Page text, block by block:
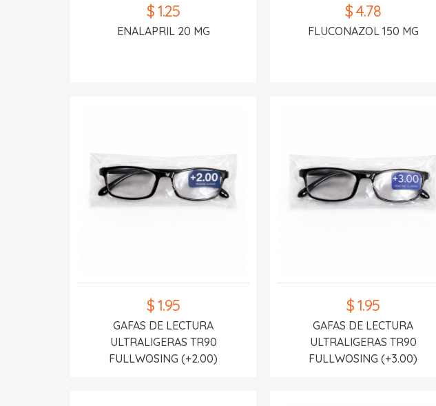
$ 1.25
ENALAPRIL 20 MG
$ 4.78
FLUCONAZOL 150 MG
$ 1.95
GAFAS DE LECTURA
ULTRALIGERAS TR90
FULLWOSING (+2.00)
$ 1.95
GAFAS DE LECTURA
ULTRALIGERAS TR90
FULLWOSING (+3.00)